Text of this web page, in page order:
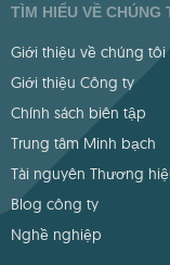
TÌM HIỂU VỀ CHÚNG
Giới thiệu về chúng tôi
Giới thiệu Công ty
Chính sách biên tập
Trung tâm Minh bạch
Tài nguyên Thương
Blog công ty
Nghề nghiệp